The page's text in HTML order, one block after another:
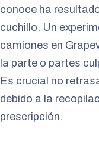
conoce ha
cuchillo. Un
camiones en
la parte o partes
Es crucial no
debido a la
prescripción.